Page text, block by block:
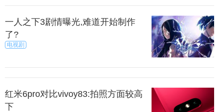
一人之下3剧情曝光,难道开始制作
了?
电视剧
红米6pro对比vivoy83:拍照方面较高
下